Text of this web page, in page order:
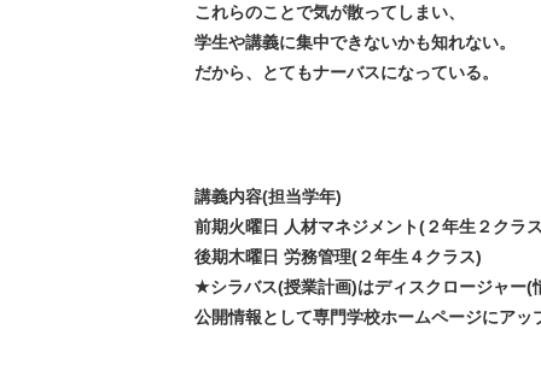
これらのことで気が散ってしまい、
学生や講義に集中できないかも知れない。
だから、とてもナーバスになっている。
講義内容(担当学年)
前期火曜日 人材マネジメント(２年生２クラ
後期木曜日 労務管理(２年生４クラス)
★シラバス(授業計画)はディスクロージャー(
公開情報として専門学校ホームページにア